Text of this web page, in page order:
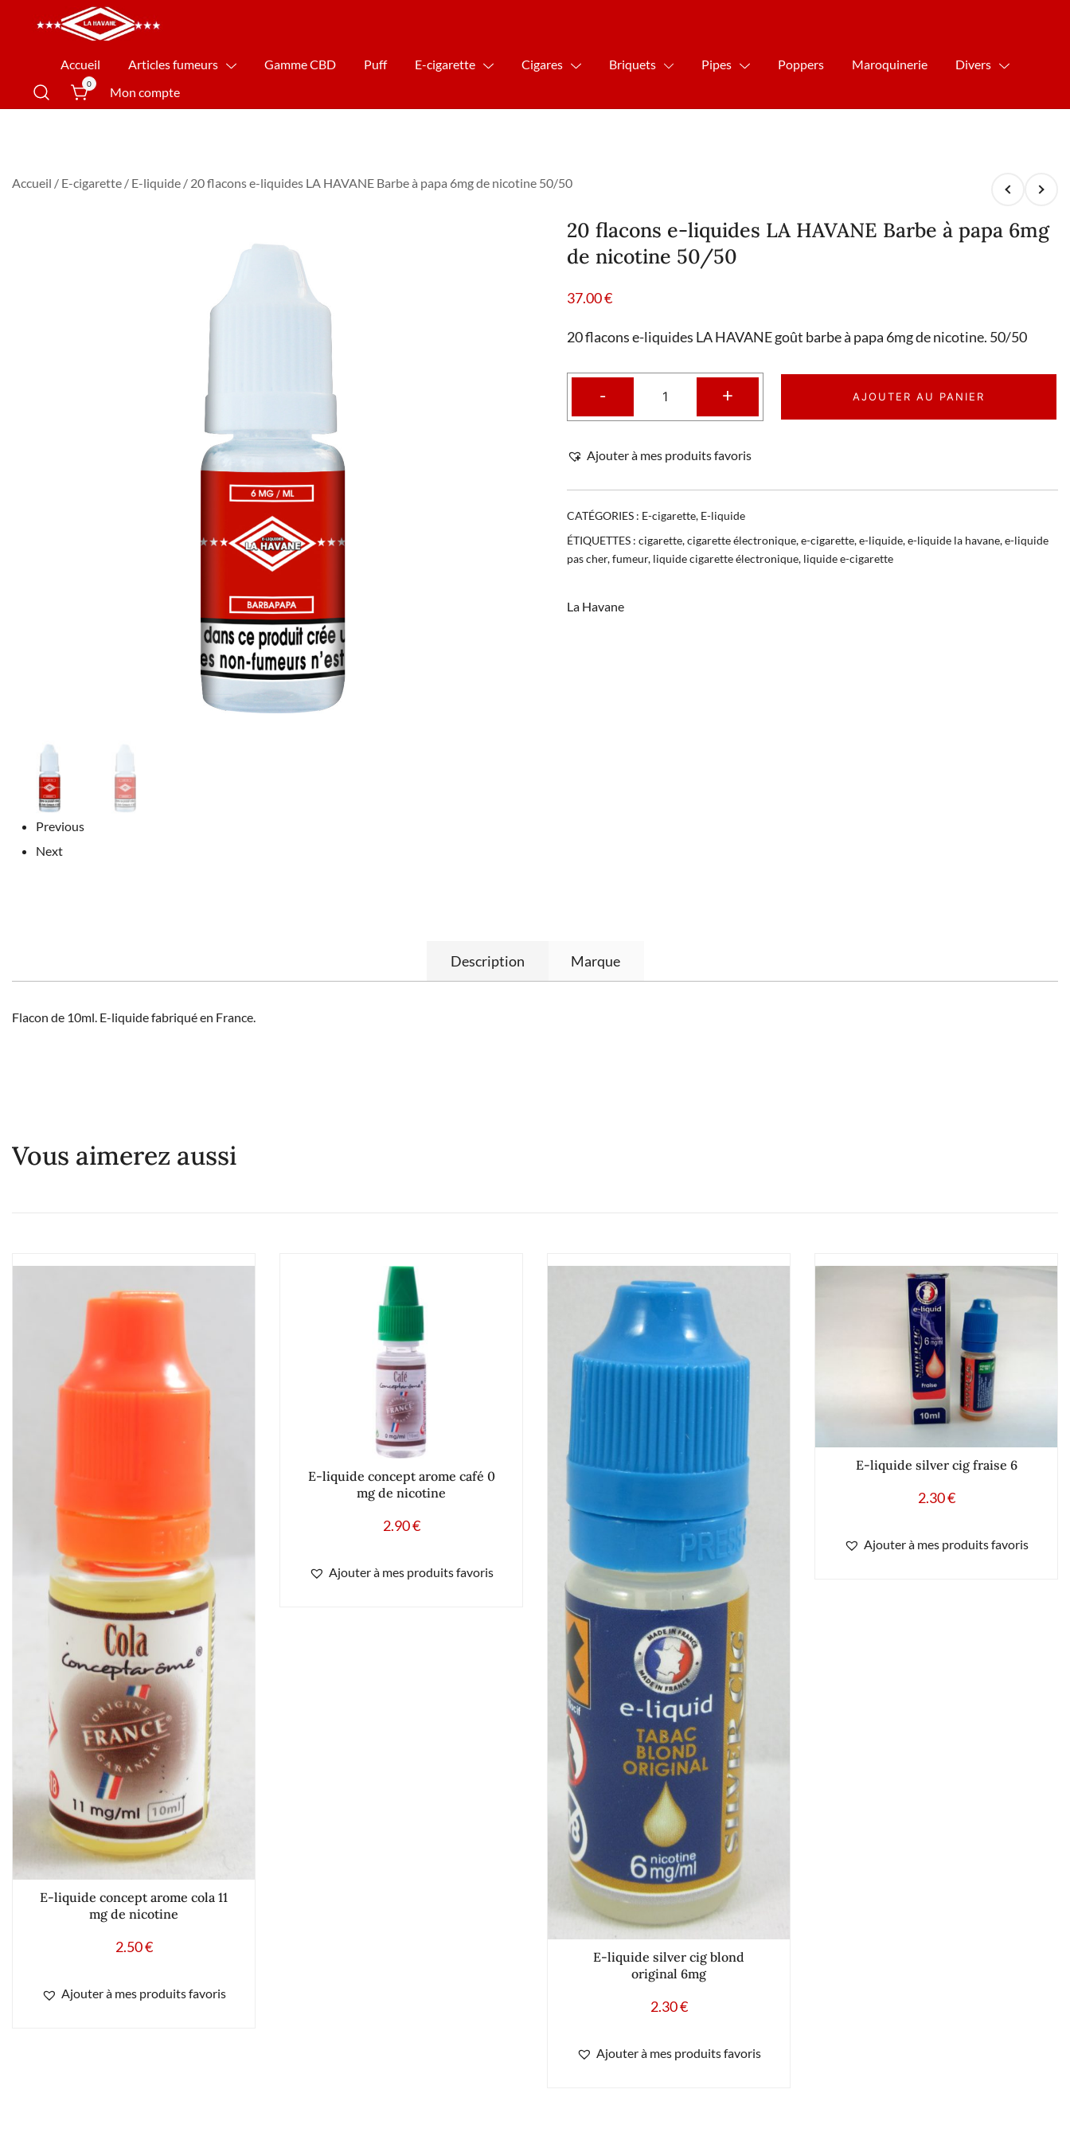
La Havane Nîmes
Accueil Articles fumeurs Gamme CBD Puff E-cigarette Cigares Briquets Pipes Poppers Maroquinerie Divers
0
Mon compte
Accueil / E-cigarette / E-liquide / 20 flacons e-liquides LA HAVANE Barbe à papa 6mg de nicotine 50/50
Previous
Next
20 flacons e-liquides LA HAVANE Barbe à papa 6mg
de nicotine 50/50
37.00€
20 flacons e-liquides LA HAVANE goût barbe à papa 6mg de nicotine. 50/50
- + AJOUTER AU PANIER
Ajouter à mes produits favoris
CATÉGORIES : E-cigarette, E-liquide
ÉTIQUETTES : cigarette,cigarette électronique,e-cigarette,e-liquide,e-liquide la havane,e-liquide
pas cher,fumeur, liquide cigarette électronique, liquide e-cigarette
La Havane
Description Marque
Flacon de 10ml. E-liquide fabriqué en France.
Vous aimerez aussi
E-liquide concept arome cola 11
mg de nicotine
2.50€
Ajouter à mes produits favoris
E-liquide concept arome café 0
mg de nicotine
2.90€
Ajouter à mes produits favoris
E-liquide silver cig blond
original 6mg
2.30€
Ajouter à mes produits favoris
E-liquide silver cig fraise 6
2.30€
Ajouter à mes produits favoris